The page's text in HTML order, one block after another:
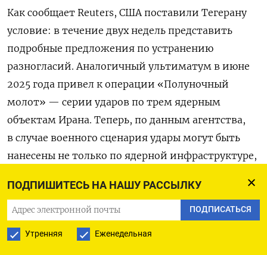
ПОДПИШИТЕСЬ НА НАШУ РАССЫЛКУ
ПОДПИСАТЬСЯ
Утренняя Еженедельная
Как сообщает Reuters, США поставили Тегерану
условие: в течение двух недель представить
подробные предложения по устранению
разногласий. Аналогичный ультиматум в июне
2025 года привел к операции «Полуночный
молот» — серии ударов по трем ядерным
объектам Ирана. Теперь, по данным агентства,
в случае военного сценария удары могут быть
нанесены не только по ядерной инфраструктуре,
безопасности.